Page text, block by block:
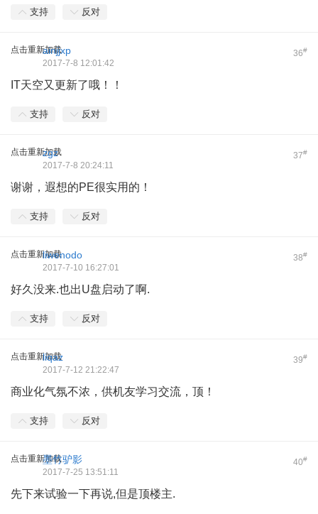
支持 反对
点击重新加载 36#
ainjjxp
2017-7-8 12:01:42
IT天空又更新了哦！！
支持 反对
点击重新加载 37#
zgz
2017-7-8 20:24:11
谢谢，遐想的PE很实用的！
支持 反对
点击重新加载 38#
liwenodo
2017-7-10 16:27:01
好久没来.也出U盘启动了啊.
支持 反对
点击重新加载 39#
liqaz
2017-7-12 21:22:47
商业化气氛不浓，供机友学习交流，顶！
支持 反对
点击重新加载 40#
墨竹驴影
2017-7-25 13:51:11
先下来试验一下再说,但是顶楼主.